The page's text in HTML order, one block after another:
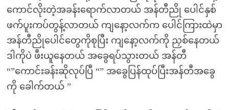
ကောင်လိုးတဲ့အခန်းရောက်လာတယ် အန်တီညို ပေါင်နှစ်
ဖက်ပူးကပ်တွန့်လာတယ် ကျနော့လက်က ပေါင်ကြားထဲမှာ
အန်တီညိုပေါင်တွေကိုစုပြီး ကျနော့လက်ကို ညှစ်နေတယ်
ဒါကိုပဲ ဖီးယူနေတယ် အခွေရပ်သွားတယ် အန်တီ
“”ကောင်းခန်းဆိုလုပ်ပြီ “” အခွေပြန်ထုပ်ပြီးအန်တီအခွေ
ကို ခေါက်တယ် ”